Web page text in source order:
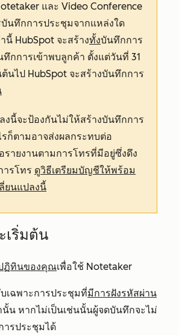
และ Video Conference
นทึกการประชุมจากแหล่งใด
นี้ HubSpot จะสร้างทั้งบันทึกการ
ทึกการเข้าพบลูกค้า ตั้งแต่วันที่ 31
นไป HubSpot จะสร้างบันทึกการ
งนี้จะป้องกันไม่ให้สร้างบันทึกการ
รก็ตามอาจส่งผลกระทบต่อ
รายงานตามการโทรที่มีอยู่ซึ่งดึง
รโทร ดูวิธีเตรียมบัญชีให้พร้อม
ยนแปลงนี้
ริ่มต้น
ฏิทินของคุณเพื่อใช้ Notetaker
เฉพาะการประชุมที่มีการฝังรหัสผ่าน
นั้น หากไม่เป็นเช่นนั้นผู้จดบันทึกจะไม่
ารประชุมได้